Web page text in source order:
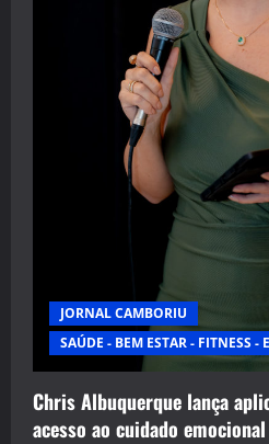
JORNAL CAMBORIU
SAÚDE - BEM ESTAR - FITNESS -
Chris Albuquerque lança
acesso ao cuidado